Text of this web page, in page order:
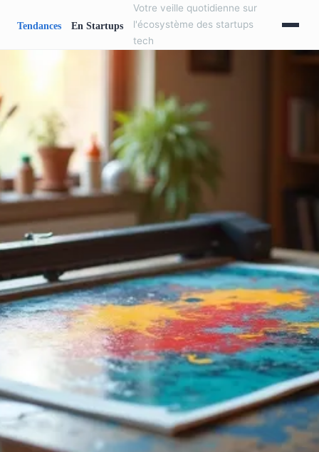
Votre veille quotidienne sur
l'écosystème des startups
tech